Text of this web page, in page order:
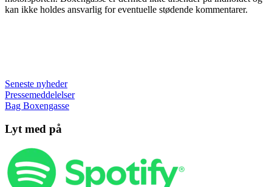
kan ikke holdes ansvarlig for eventuelle stødende kommentarer.
Seneste nyheder
Pressemeddelelser
Bag Boxengasse
Lyt med på